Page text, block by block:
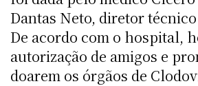
Dantas Neto, diretor
De acordo com o hospital,
autorização de amigos e
doarem os órgãos de